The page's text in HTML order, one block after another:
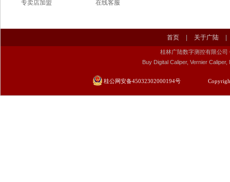
专卖店加盟 在线客服
首页 关于广陆
桂林广陆数字测控有限公司
Buy Digital Caliper, Vernier
桂公网安备45032302000194号